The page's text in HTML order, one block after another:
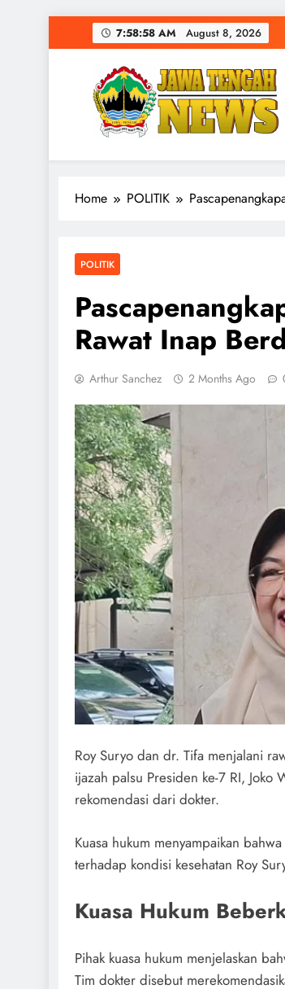
to
7:58:58 AM August 8, 2026
Home POLITIK
POLITIK
Rawat Inap
Arthur Sanchez 2 Months Ago
Roy Suryo dan dr. Tifa menjalani
ijazah palsu Presiden ke-7 RI,
rekomendasi dari dokter.
Kuasa hukum menyampaikan
terhadap kondisi kesehatan Roy
Kuasa Hukum
Pihak kuasa hukum menjelaskan
Tim dokter disebut